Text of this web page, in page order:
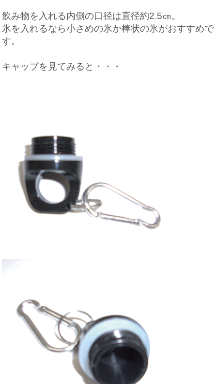
飲み物を入れる内側の口径は直径約2.5㎝。
氷を入れるなら小さめの氷か棒状の氷がおすすめで
す。
キャップを見てみると・・・